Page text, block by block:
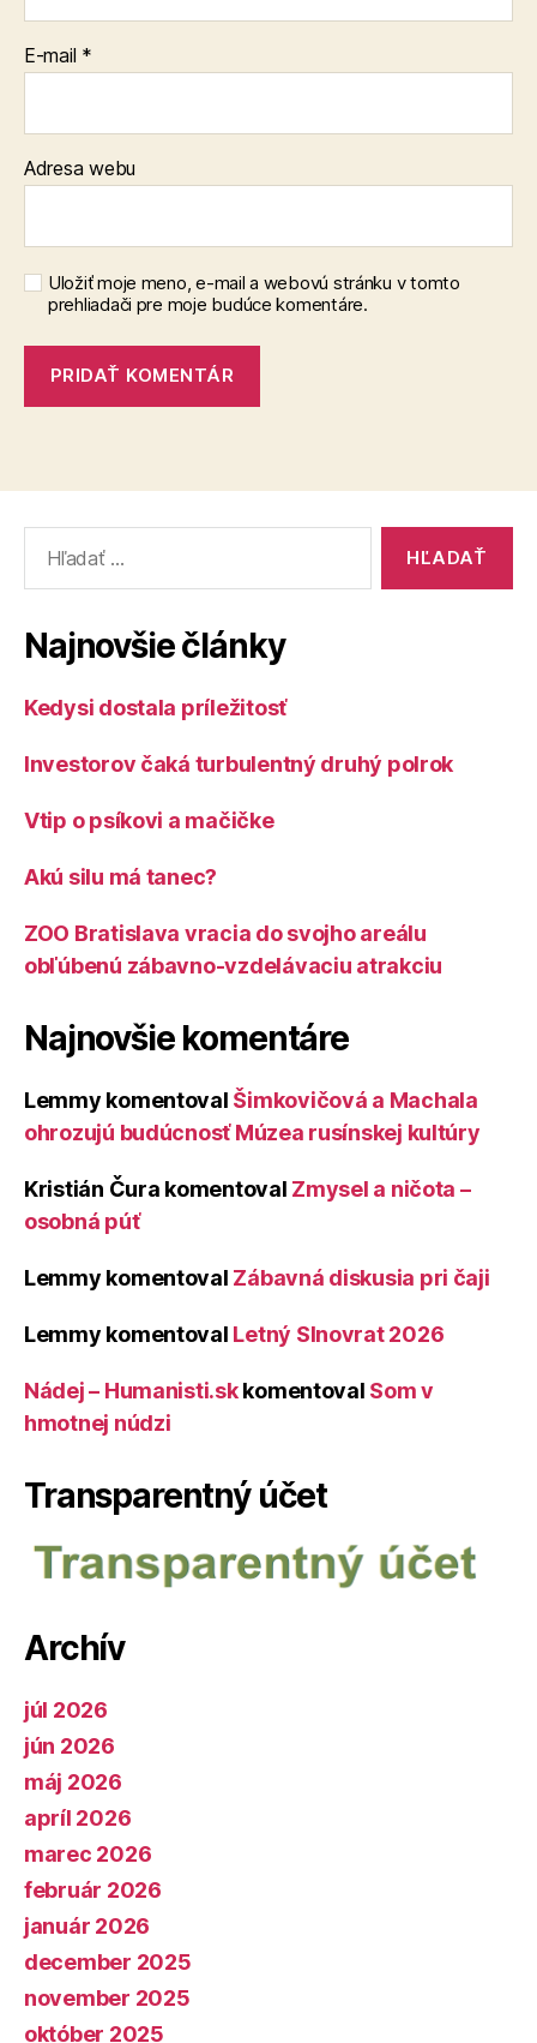
E-mail *
Adresa webu
Uložiť moje meno, e-mail a webovú stránku v tomto
prehliadači pre moje budúce komentáre.
Najnovšie články
Kedysi dostala príležitosť
Investorov čaká turbulentný druhý polrok
Vtip o psíkovi a mačičke
Akú silu má tanec?
ZOO Bratislava vracia do svojho areálu
obľúbenú zábavno-vzdelávaciu atrakciu
Najnovšie komentáre
Lemmy komentoval Šimkovičová a Machala
ohrozujú budúcnosť Múzea rusínskej kultúry
Kristián Čura komentoval Zmysel a ničota –
osobná púť
Lemmy komentoval Zábavná diskusia pri čaji
Lemmy komentoval Letný Slnovrat 2026
Nádej – Humanisti.skkomentoval Som v
hmotnej núdzi
Transparentný účet
Archív
júl 2026
jún 2026
máj 2026
apríl 2026
marec 2026
február 2026
január 2026
december 2025
november 2025
október 2025